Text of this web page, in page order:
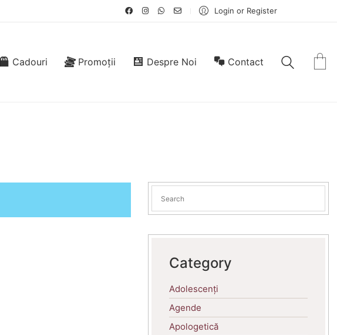
Login or Register
Cadouri Promoții Despre Noi Contact
Category
Adolescenți
Agende
Apologetică